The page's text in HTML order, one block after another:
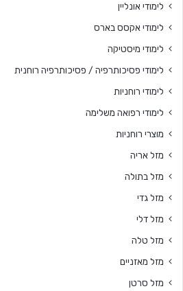
לימודי אונליין
לימודי אקסס בארס
לימודי מיסטיקה
לימודי פסיכותרפיה / פסיכותרפיה רוחנית
לימודי רוחניות
לימודי רפואה משלימה
מוצרי רוחניות
מזל אריה
מזל בתולה
מזל גדי
מזל דלי
מזל טלה
מזל מאזניים
מזל סרטן